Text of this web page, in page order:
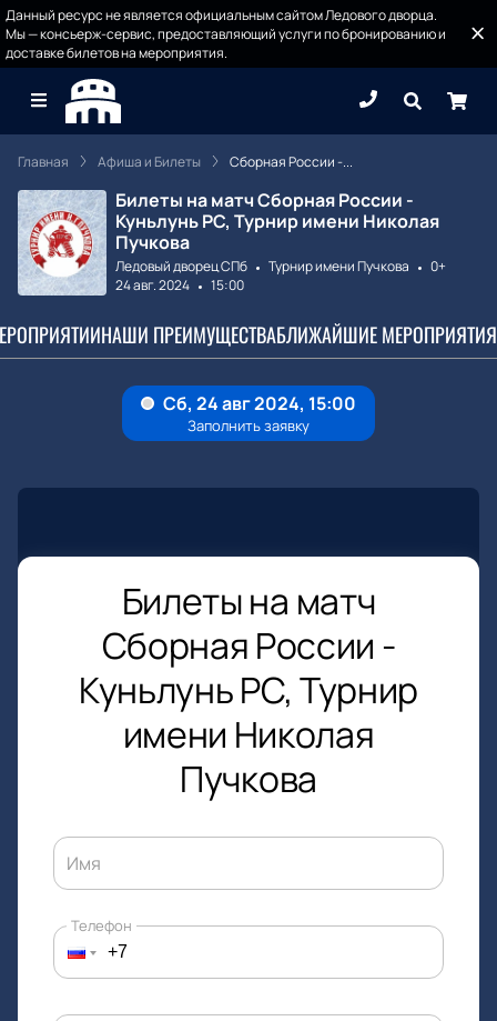
Данный ресурс не является официальным сайтом Ледового дворца.
Мы — консьерж-сервис, предоставляющий услуги по бронированию и
доставке билетов на мероприятия.
Главная Афиша и Билеты Сборная России -...
Билеты на матч Сборная России -
Куньлунь РС, Турнир имени Николая
Пучкова
Ледовый дворец СПб Турнир имени Пучкова
0+
24 авг. 2024
15:00
НАШИ ПРЕИМУЩЕСТВАБЛИЖАЙШИЕ МЕРОПРИЯТИЯ
Билеты на матч
Сборная России -
Куньлунь РС, Турнир
имени Николая
Пучкова
Имя
Телефон